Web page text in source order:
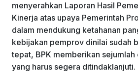
menyerahkan Laporan Hasil
Kinerja atas upaya Pemerintah
dalam mendukung ketahanan
kebijakan pemprov dinilai sudah
tepat, BPK memberikan sejumlah
yang harus segera ditindaklanjuti.